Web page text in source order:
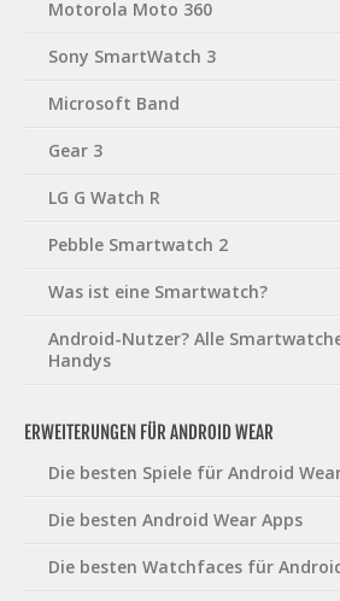
Motorola Moto 360
Sony SmartWatch 3
Microsoft Band
Gear 3
LG G Watch R
Pebble Smartwatch 2
Was ist eine Smartwatch?
Android-Nutzer? Alle
Handys
ERWEITERUNGEN FÜR ANDROID WEAR
Die besten Spiele für Android
Die besten Android Wear Apps
Die besten Watchfaces für